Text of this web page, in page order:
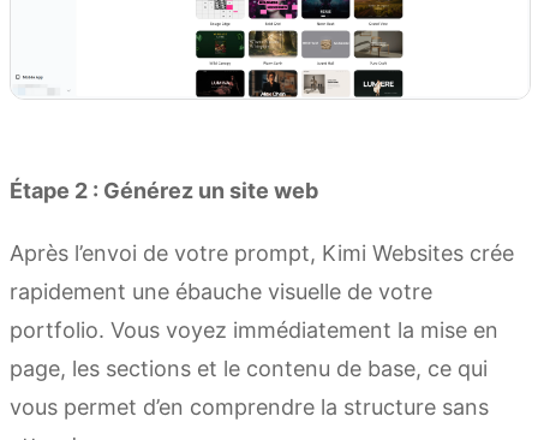
Étape 2 : Générez un site web
Après l’envoi de votre prompt, Kimi Websites crée
rapidement une ébauche visuelle de votre
portfolio. Vous voyez immédiatement la mise en
page, les sections et le contenu de base, ce qui
vous permet d’en comprendre la structure sans